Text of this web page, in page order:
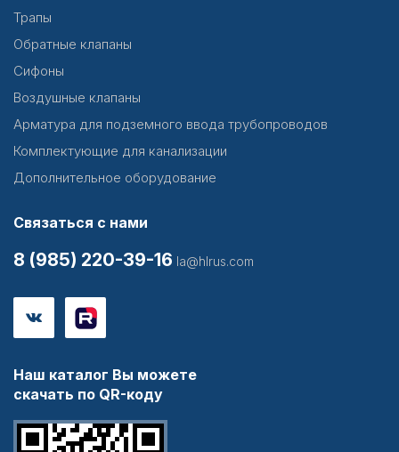
Трапы
Обратные клапаны
Сифоны
Воздушные клапаны
Арматура для подземного ввода трубопроводов
Комплектующие для канализации
Дополнительное оборудование
Связаться с нами
8 (985) 220-39-16 la@hlrus.com
Наш каталог Вы можете
скачать по QR-коду